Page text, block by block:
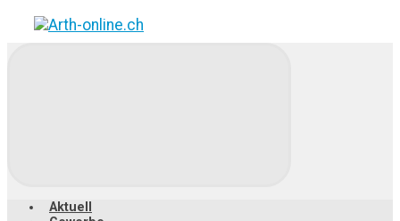
Zum
Hauptinhalt
Aktuell